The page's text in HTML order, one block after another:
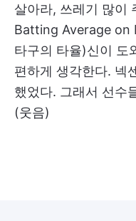
살아라, 쓰레기 많이
Batting Average on
타구의 타율)신이 도
편하게 생각한다. 넥
했었다. 그래서 선수
(웃음)